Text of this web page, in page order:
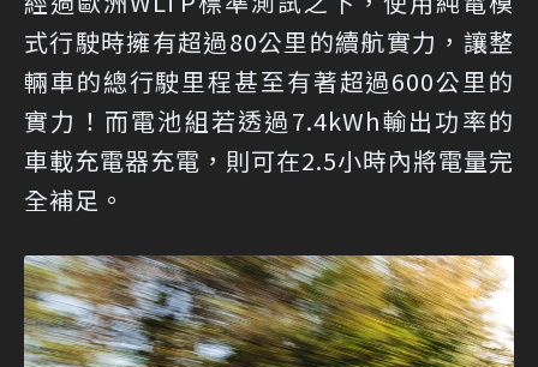
式行駛時擁有超過80公里的續航實力，讓整
輛車的總行駛里程甚至有著超過600公里的
實力！而電池組若透過7.4kWh輸出功率的
車載充電器充電，則可在2.5小時內將電量完
全補足。